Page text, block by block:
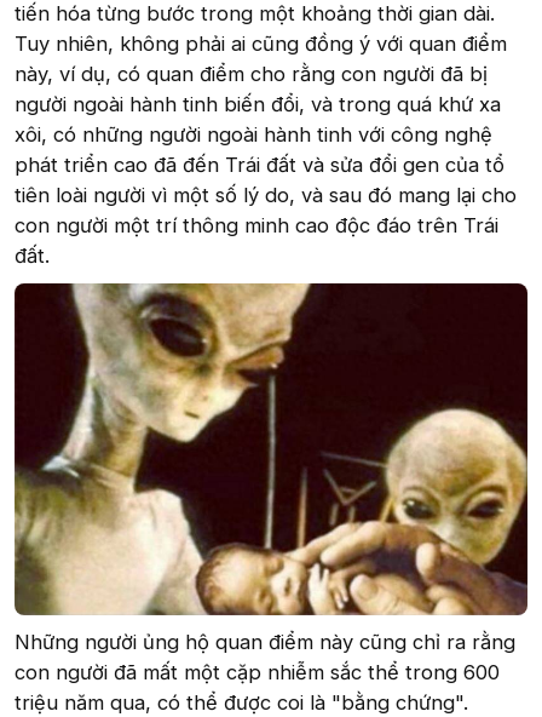
tiến hóa từng bước trong một khoảng thời gian dài.
Tuy nhiên, không phải ai cũng đồng ý với quan điểm
này, ví dụ, có quan điểm cho rằng con người đã bị
người ngoài hành tinh biến đổi, và trong quá khứ xa
xôi, có những người ngoài hành tinh với công nghệ
phát triển cao đã đến Trái đất và sửa đổi gen của tổ
tiên loài người vì một số lý do, và sau đó mang lại cho
con người một trí thông minh cao độc đáo trên Trái
đất.
Những người ủng hộ quan điểm này cũng chỉ ra rằng
con người đã mất một cặp nhiễm sắc thể trong 600
triệu năm qua, có thể được coi là "bằng chứng".